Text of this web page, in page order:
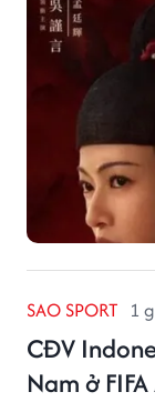
SAO SPORT 1
CĐV
Nam ở